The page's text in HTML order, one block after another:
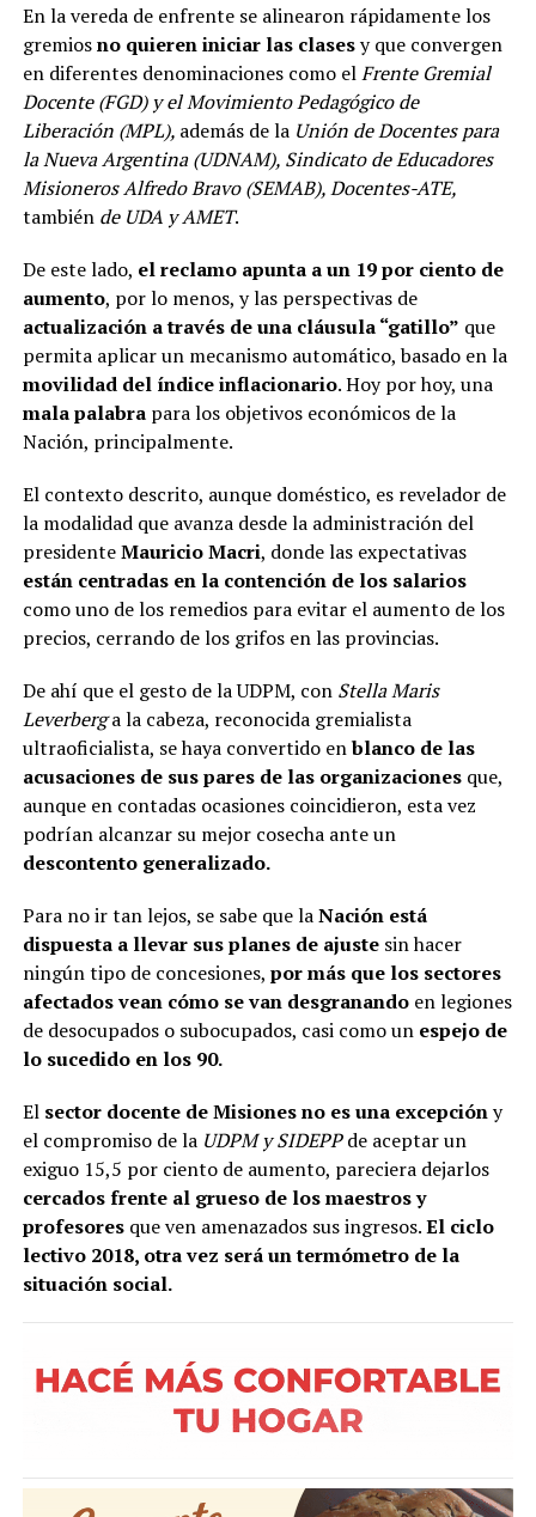
En la vereda de enfrente se alinearon rápidamente los
gremiosno quieren iniciar las clasesy que convergen
en diferentes denominaciones como elFrente Gremial
Docente (FGD) y el Movimiento Pedagógico de
Liberación (MPL), además de la Unión de Docentes para
la Nueva Argentina (UDNAM), Sindicato de Educadores
Misioneros Alfredo Bravo (SEMAB), Docentes-ATE,
tambiénde UDA y AMET.
De este lado, el reclamo apunta a un 19 por ciento de
aumento, por lo menos, y las perspectivas de
actualización a través de una cláusula “gatillo” que
permita aplicar un mecanismo automático, basado en la
movilidad del índice inflacionario. Hoy por hoy, una
mala palabrapara los objetivos económicos de la
Nación, principalmente.
El contexto descrito, aunque doméstico, es revelador de
la modalidad que avanza desde la administración del
presidenteMauricio Macri, donde las expectativas
están centradas en la contención de los salarios
como uno de los remedios para evitar el aumento de los
precios, cerrando de los grifos en las provincias.
De ahí que el gesto de la UDPM, con Stella Maris
Leverberga la cabeza, reconocida gremialista
ultraoficialista, se haya convertido enblanco de las
acusaciones de sus pares de las organizacionesque,
aunque en contadas ocasiones coincidieron, esta vez
podrían alcanzar su mejor cosecha ante un
descontento generalizado.
Para no ir tan lejos, se sabe que laNación está
dispuesta a llevar sus planes de ajustesin hacer
ningún tipo de concesiones, por más que los sectores
afectados vean cómo se van desgranandoen legiones
de desocupados o subocupados, casi como un espejo de
lo sucedido en los 90.
El sector docente de Misiones no es una excepcióny
el compromiso de la UDPM y SIDEPPde aceptar un
exiguo 15,5 por ciento de aumento, pareciera dejarlos
cercados frente al grueso de los maestros y
profesoresque ven amenazados sus ingresos.El ciclo
lectivo 2018, otra vez será un termómetro de la
situación social.